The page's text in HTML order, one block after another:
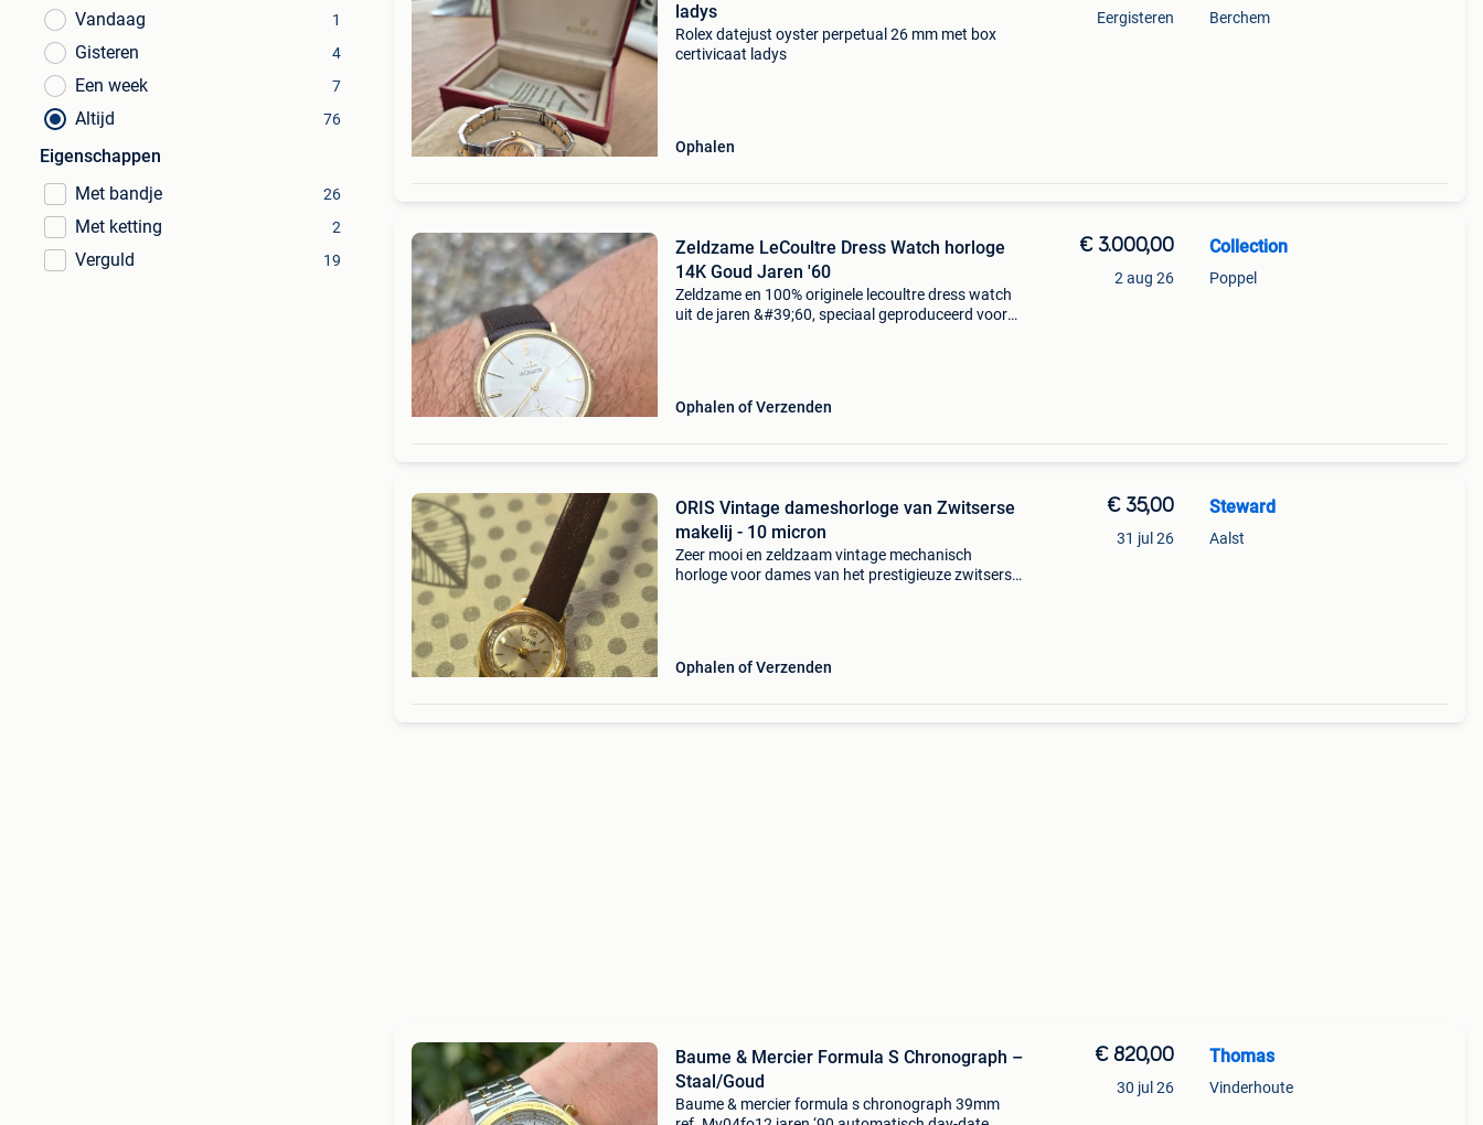
Vandaag
1
Gisteren 4
Een week 7
Altijd 76
Eigenschappen
Met bandje
26
Met ketting 2
Verguld 19
ladys
Rolex datejust oyster perpetual 26 mm met box
certivicaat ladys
Ophalen
Eergisteren Berchem
Zeldzame LeCoultre Dress Watch horloge
14K Goud Jaren '60
Zeldzame en 100% originele lecoultre dress watch
uit de jaren &#39;60, speciaal geproduceerd voor
Ophalen of Verzenden
€ 3.000,00
2 aug 26
Collection
Poppel
ORIS Vintage dameshorloge van Zwitserse
makelij - 10 micron
Zeer mooi en zeldzaam vintage mechanisch
horloge voor dames van het prestigieuze zwitserse
Ophalen of Verzenden
€ 35,00
31 jul 26
Steward
Aalst
Baume & Mercier Formula S Chronograph –
Staal/Goud
Baume & mercier formula s chronograph 39mm
€ 820,00
30 jul 26
Thomas
Vinderhoute